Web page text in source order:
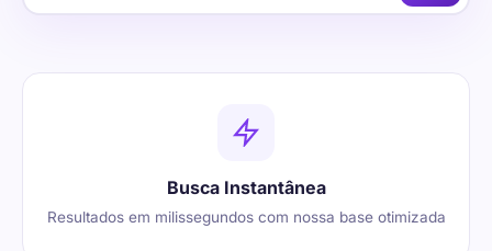
Busca Instantânea
Resultados em milissegundos com nossa base otimizada